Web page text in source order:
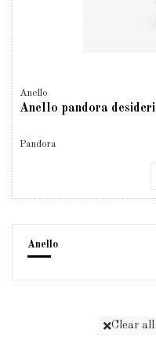
Anello
Anello pandora
Pandora
Anello
Clear all